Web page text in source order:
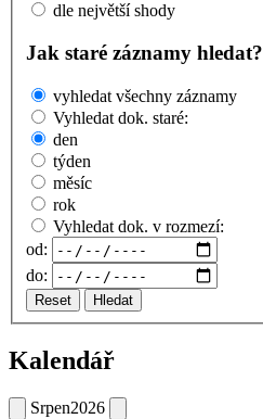
dle největší shody
Jak staré záznamy hledat?
vyhledat všechny záznamy
Vyhledat dok. staré:
den
týden
měsíc
rok
Vyhledat dok. v rozmezí:
od:
do:
Reset Hledat
Kalendář
Srpen2026